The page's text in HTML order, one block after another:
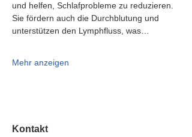
und helfen, Schlafprobleme zu reduzieren.
Sie fördern auch die Durchblutung und
unterstützen den Lymphfluss, was…
Mehr anzeigen
Kontakt